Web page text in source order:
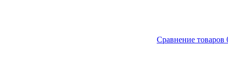
Сравнение товаров